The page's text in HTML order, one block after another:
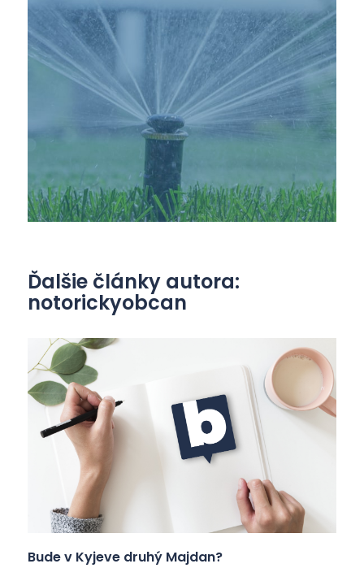
Ďalšie články autora:
notorickyobcan
Bude v Kyjeve druhý Majdan?